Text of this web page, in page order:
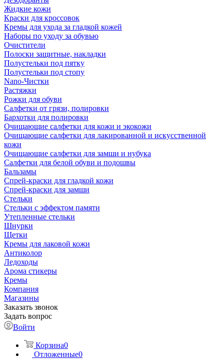
Жидкие кожи
Краски для кроссовок
Кремы для ухода за гладкой кожей
Наборы по уходу за обувью
Очистители
Полоски защитные, накладки
Полустельки под пятку
Полустельки под стопу
Nano-Чистки
Растяжки
Рожки для обуви
Салфетки от грязи, полировки
Бархотки для полировки
Очищающие салфетки для кожи и экокожи
Очищающие салфетки для лакированной и искусственной
кожи
Очищающие салфетки для замши и нубука
Салфетки для белой обуви и подошвы
Бальзамы
Спрей-краски для гладкой кожи
Спрей-краски для замши
Стельки
Стельки с эффектом памяти
Утепленные стельки
Шнурки
Щетки
Кремы для лаковой кожи
Антиколор
Ледоходы
Арома стикеры
Кремы
Компания
Магазины
Заказать звонок
Задать вопрос
Войти
Корзина0
Отложенные0